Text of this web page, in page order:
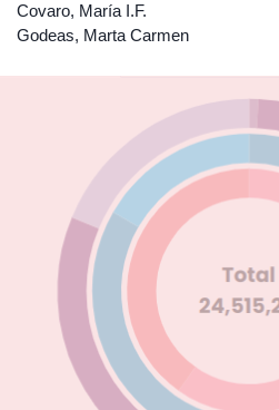
Covaro, María I.F.
Godeas, Marta Carmen